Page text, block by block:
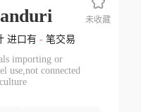
进口有 -笔交易
importing or
use,not connected
未收藏